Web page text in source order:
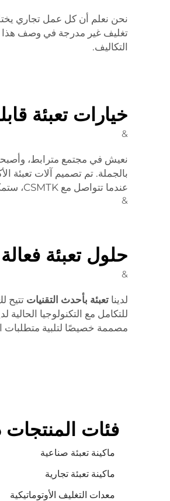
تغليف غير مدرجة في وصف هذا
التكاليف.
خيارات تعبئة
&
عندما تتواصل مع CSMTK، ستمكنك مواد التغليف لدينا من إبلاغ عملائك بتفضيلاتك – وتفضيلاتهم هم أيضًا – فيما يتعلق بالكفاءة والعمليات الصديقة للطبيعة.
&
حلول تعبئة
&
لدينا تعبئة بأحدث التقنيات تتيح
للتكامل مع التكنولوجيا
مصممة خصيصًا لتلبية متطلبات
فئات
ماكينة تعبئة صناعية
ماكينة تعبئة تجارية
معدات التغليف الأوتوماتيكية